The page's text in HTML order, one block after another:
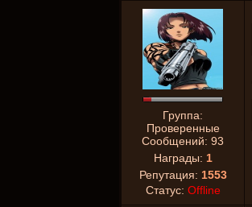
Группа:
Проверенные
Сообщений: 93
Награды: 1
Репутация: 1553
Статус: Offline